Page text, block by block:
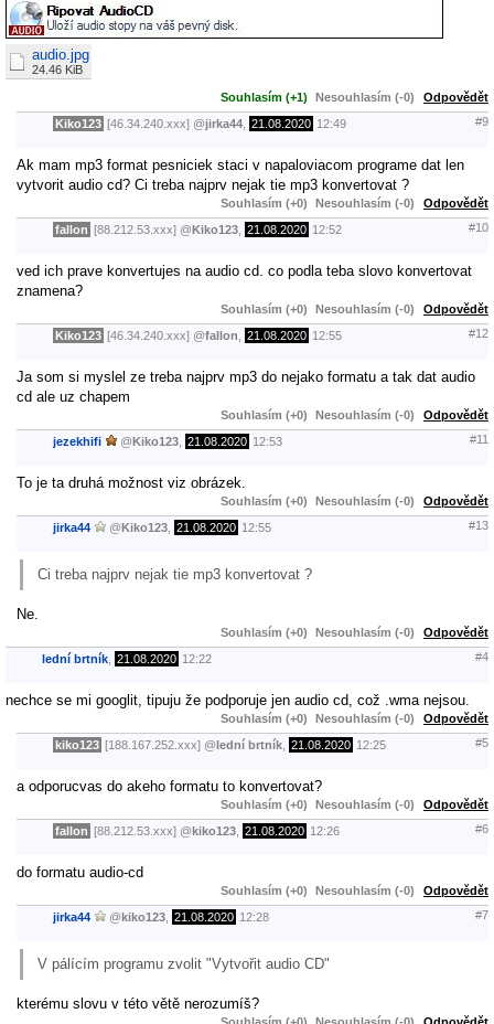
audio.jpg
24.46 KiB
Souhlasím (+1) Nesouhlasím (-0) Odpovědět
Kiko123 [46.34.240.xxx] @jirka44 21.08.2020 12:49 #9
Ak mam mp3 format pesniciek staci v napaloviacom programe dat len
vytvorit audio cd? Ci treba najprv nejak tie mp3 konvertovat ?
Souhlasím (+0) Nesouhlasím (-0) Odpovědět
fallon [88.212.53.xxx] @ Kiko123 21.08.2020 12:52 #10
ved ich prave konvertujes na audio cd. co podla teba slovo konvertovat
znamena?
Souhlasím (+0) Nesouhlasím (-0) Odpovědět
Kiko123 [46.34.240.xxx] @fallon 21.08.2020 12:55 #12
Ja som si myslel ze treba najprv mp3 do nejako formatu a tak dat audio
cd ale uz chapem
Souhlasím (+0) Nesouhlasím (-0) Odpovědět
jezekhifi @ Kiko123 21.08.2020 12:53 #11
To je ta druhá možnost viz obrázek.
Souhlasím (+0) Nesouhlasím (-0) Odpovědět
jirka44 @ Kiko123 21.08.2020 12:55 #13
Ci treba najprv nejak tie mp3 konvertovat ?
Ne.
Souhlasím (+0) Nesouhlasím (-0) Odpovědět
lední brtník 21.08.2020 12:22 #4
nechce se mi googlit, tipuju že podporuje jen audio cd, což .wma nejsou.
Souhlasím (+0) Nesouhlasím (-0) Odpovědět
kiko123 [188.167.252.xxx] @ lední brtník 21.08.2020 12:25 #5
a odporucvas do akeho formatu to konvertovat?
Souhlasím (+0) Nesouhlasím (-0) Odpovědět
fallon [88.212.53.xxx] @ kiko123 21.08.2020 12:26 #6
do formatu audio-cd
Souhlasím (+0) Nesouhlasím (-0) Odpovědět
jirka44 @ kiko123 21.08.2020 12:28 #7
V pálícím programu zvolit "Vytvořit audio CD"
kterému slovu v této větě nerozumíš?